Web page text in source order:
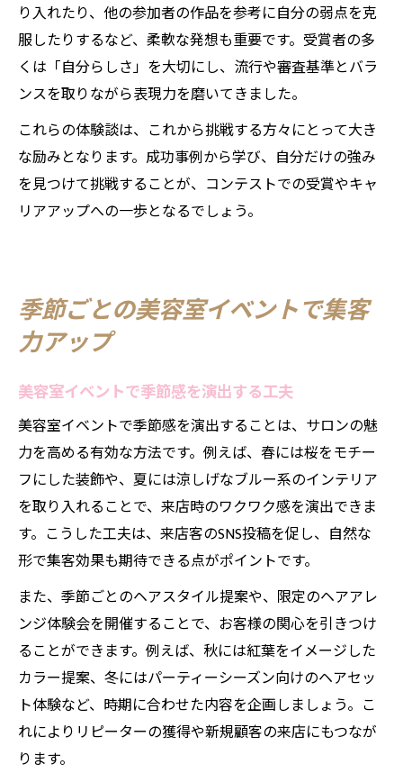
り入れたり、他の参加者の作品を参考に自分の弱点を克
服したりするなど、柔軟な発想も重要です。受賞者の多
くは「自分らしさ」を大切にし、流行や審査基準とバラ
ンスを取りながら表現力を磨いてきました。
これらの体験談は、これから挑戦する方々にとって大き
な励みとなります。成功事例から学び、自分だけの強み
を見つけて挑戦することが、コンテストでの受賞やキャ
リアアップへの一歩となるでしょう。
季節ごとの美容室イベントで集客
力アップ
美容室イベントで季節感を演出する工夫
美容室イベントで季節感を演出することは、サロンの魅
力を高める有効な方法です。例えば、春には桜をモチー
フにした装飾や、夏には涼しげなブルー系のインテリア
を取り入れることで、来店時のワクワク感を演出できま
す。こうした工夫は、来店客のSNS投稿を促し、自然な
形で集客効果も期待できる点がポイントです。
また、季節ごとのヘアスタイル提案や、限定のヘアアレ
ンジ体験会を開催することで、お客様の関心を引きつけ
ることができます。例えば、秋には紅葉をイメージした
カラー提案、冬にはパーティーシーズン向けのヘアセッ
ト体験など、時期に合わせた内容を企画しましょう。こ
れによりリピーターの獲得や新規顧客の来店にもつなが
ります。